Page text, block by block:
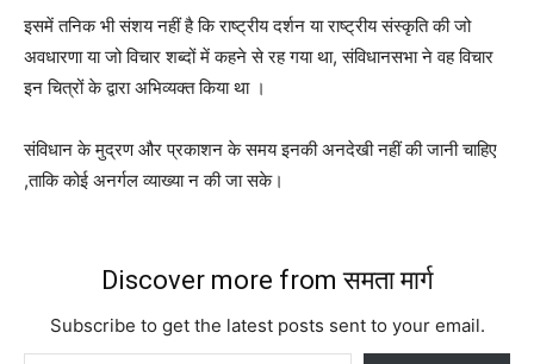
इसमें तनिक भी संशय नहीं है कि राष्ट्रीय दर्शन या राष्ट्रीय संस्कृति की जो
अवधारणा या जो विचार शब्दों में कहने से रह गया था, संविधानसभा ने वह विचार
इन चित्रों के द्वारा अभिव्यक्त किया था ।
संविधान के मुद्रण और प्रकाशन के समय इनकी अनदेखी नहीं की जानी चाहिए
,ताकि कोई अनर्गल व्याख्या न की जा सके।
Discover more from समता मार्ग
Subscribe to get the latest posts sent to your email.
Type your email…